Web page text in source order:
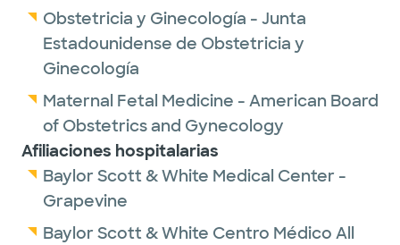
Obstetricia y Ginecología - Junta
Estadounidense de Obstetricia y
Ginecología
Maternal Fetal Medicine - American Board
of Obstetrics and Gynecology
Afiliaciones hospitalarias
Baylor Scott & White Medical Center -
Grapevine
Baylor Scott & White Centro Médico All